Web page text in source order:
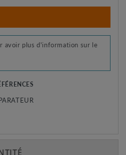
avoir plus d'information sur le